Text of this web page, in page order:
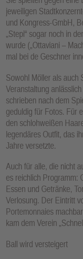
jeweiligen
und Kongress-GmbH,
„Stepi“ sogar noch in
wurde („Ottaviani –
mal bei de Geschner
Sowohl Möller als auch
Veranstaltung
schrieben nach dem
geduldig für Fotos. Für
den schlohweißen
legendäres Outfit, das
Jahre versetzte.
Auch für alle, die nicht
es reichlich Programm:
Essen und Getränke,
Verlosung. Der Eintritt
Portemonnaies
kam dem Verein
Ball wird versteigert